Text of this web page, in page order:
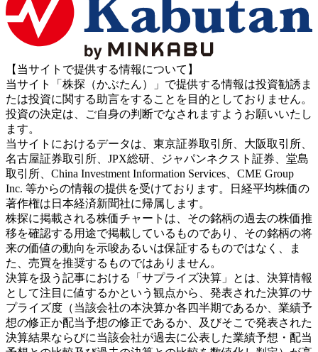
【当サイトで提供する情報について】
当サイト「株探（かぶたん）」で提供する情報は投資勧誘ま
たは投資に関する助言をすることを目的としておりません。
投資の決定は、ご自身の判断でなされますようお願いいたし
ます。
当サイトにおけるデータは、東京証券取引所、大阪取引所、
名古屋証券取引所、JPX総研、ジャパンネクスト証券、堂島
取引所、China Investment Information Services、CME Group
Inc. 等からの情報の提供を受けております。日経平均株価の
著作権は日本経済新聞社に帰属します。
株探に掲載される株価チャートは、その銘柄の過去の株価推
移を確認する用途で掲載しているものであり、その銘柄の将
来の価値の動向を示唆あるいは保証するものではなく、ま
た、売買を推奨するものではありません。
決算を扱う記事における「サプライズ決算」とは、決算情報
として注目に値するかという観点から、発表された決算のサ
プライズ度（当該会社の本決算か各四半期であるか、業績予
想の修正か配当予想の修正であるか、及びそこで発表された
決算結果ならびに当該会社が過去に公表した業績予想・配当